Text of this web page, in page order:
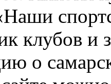
клубов и
о